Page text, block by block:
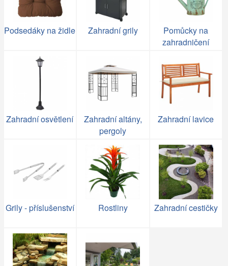
Podsedáky na židle Zahradní grily
Pomůcky na
zahradničení
Zahradní osvětlení
Zahradní altány,
pergoly
Zahradní lavice
Grily - příslušenství Rostliny Zahradní cestičky